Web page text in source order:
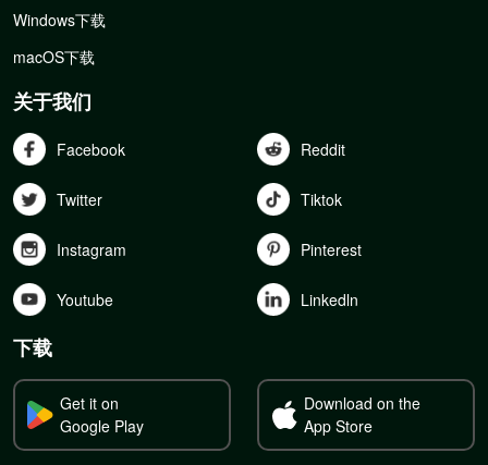
Windows下载
macOS下载
关于我们
Facebook Reddit
Twitter Tiktok
Instagram Pinterest
Youtube Linkedln
下载
Get it on
Google Play
Download on the
App Store